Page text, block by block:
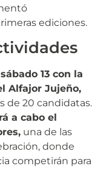
ediciones.
13 con la
Alfajor Jujeño,
de 20 candidatas.
a cabo el
una de las
donde
competirán para